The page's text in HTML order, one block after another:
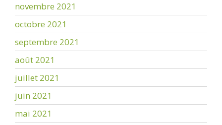
novembre 2021
octobre 2021
septembre 2021
août 2021
juillet 2021
juin 2021
mai 2021